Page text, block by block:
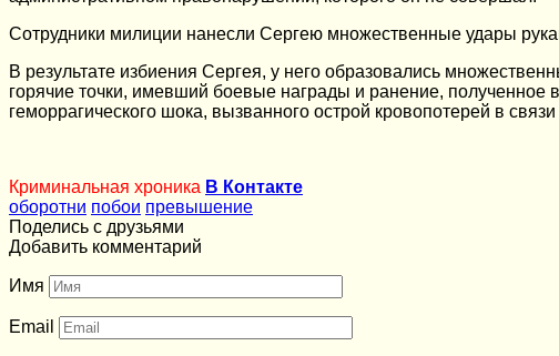
Сотрудники милиции нанесли Сергею множественные удары
В результате избиения Сергея, у него образовались
горячие точки, имевший боевые награды и ранение,
геморрагического шока, вызванного острой кровопотерей в
Криминальная хроника В Контакте
оборотни побои превышение
Поделись с друзьями
Добавить комментарий
Имя
Email